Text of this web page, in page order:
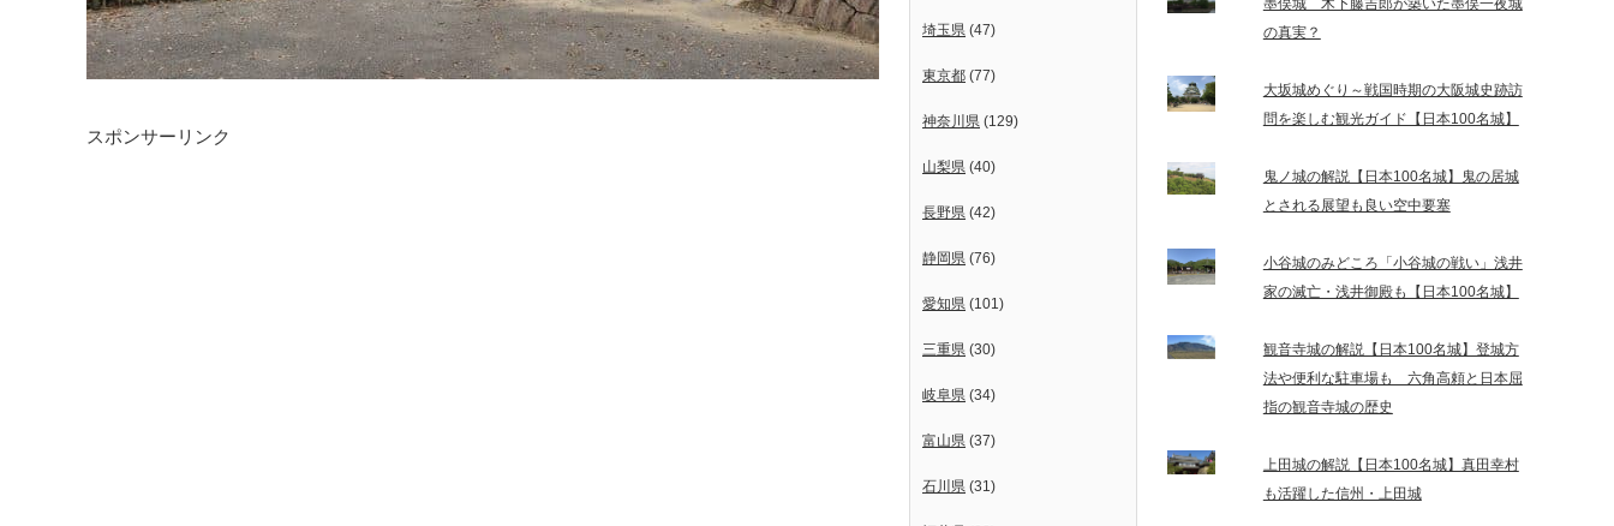
スポンサーリンク
埼玉県 (47)
東京都 (77)
神奈川県 (129)
山梨県 (40)
長野県 (42)
静岡県 (76)
愛知県 (101)
三重県 (30)
岐阜県 (34)
富山県 (37)
石川県 (31)
墨俣城 木下藤吉郎が築いた墨俣一夜城
の真実？
大坂城めぐり～戦国時期の大阪城史跡訪
問を楽しむ観光ガイド【日本100名城】
鬼ノ城の解説【日本100名城】鬼の居城
とされる展望も良い空中要塞
小谷城のみどころ「小谷城の戦い」浅井
家の滅亡・浅井御殿も【日本100名城】
観音寺城の解説【日本100名城】登城方
法や便利な駐車場も 六角高頼と日本屈
指の観音寺城の歴史
上田城の解説【日本100名城】真田幸村
も活躍した信州・上田城